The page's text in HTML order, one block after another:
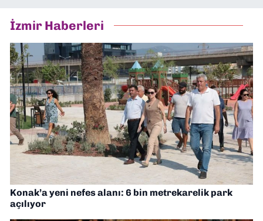
İzmir Haberleri
Konak’a yeni nefes alanı: 6 bin metrekarelik park
açılıyor